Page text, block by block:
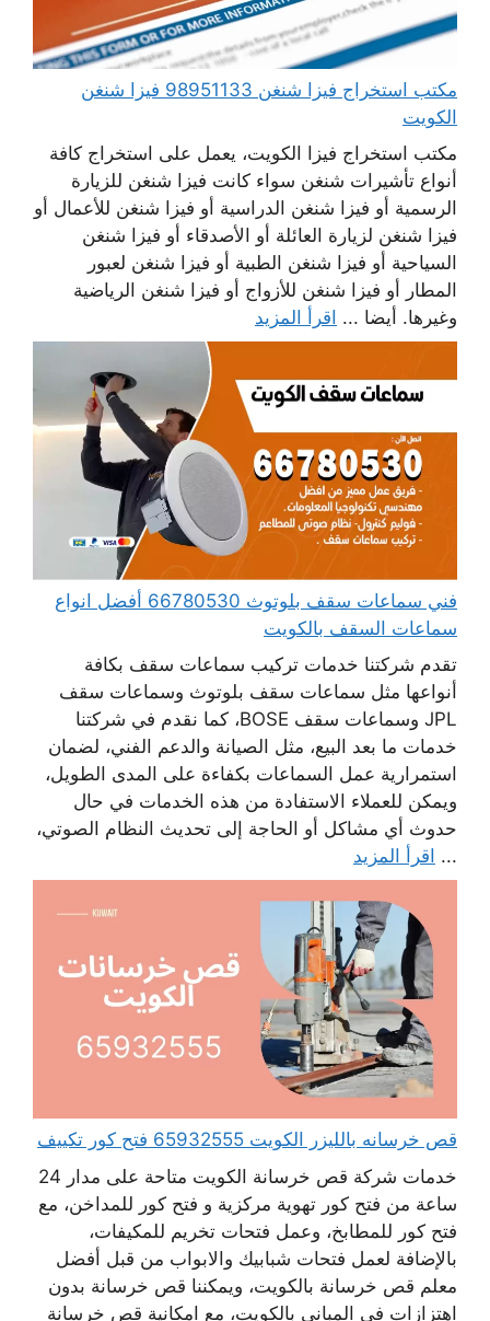
مكتب استخراج فيزا شنغن 98951133 فيزا شنغن
الكويت
مكتب استخراج فيزا الكويت، يعمل على استخراج كافة
أنواع تأشيرات شنغن سواء كانت فيزا شنغن للزيارة
الرسمية أو فيزا شنغن الدراسية أو فيزا شنغن للأعمال أو
فيزا شنغن لزيارة العائلة أو الأصدقاء أو فيزا شنغن
السياحية أو فيزا شنغن الطبية أو فيزا شنغن لعبور
المطار أو فيزا شنغن للأزواج أو فيزا شنغن الرياضية
وغيرها. أيضا ... اقرأ المزيد
فني سماعات سقف بلوتوث 66780530 أفضل انواع
سماعات السقف بالكويت
تقدم شركتنا خدمات تركيب سماعات سقف بكافة
أنواعها مثل سماعات سقف بلوتوث وسماعات سقف
JPL وسماعات سقف BOSE، كما نقدم في شركتنا
خدمات ما بعد البيع، مثل الصيانة والدعم الفني، لضمان
استمرارية عمل السماعات بكفاءة على المدى الطويل،
ويمكن للعملاء الاستفادة من هذه الخدمات في حال
حدوث أي مشاكل أو الحاجة إلى تحديث النظام الصوتي،
... اقرأ المزيد
قص خرسانه بالليزر الكويت 65932555 فتح كور تكييف
خدمات شركة قص خرسانة الكويت متاحة على مدار 24
ساعة من فتح كور تهوية مركزية و فتح كور للمداخن، مع
فتح كور للمطابخ، وعمل فتحات تخريم للمكيفات،
بالإضافة لعمل فتحات شبابيك والابواب من قبل أفضل
معلم قص خرسانة بالكويت، ويمكننا قص خرسانة بدون
اهتزازات في المباني بالكويت، مع امكانية قص خرسانة